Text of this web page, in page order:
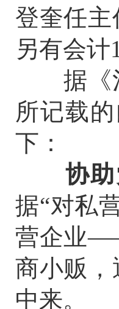
登奎任
另有会计
据《沾
所记载
下：
协
据“对私
营企业
商小贩
中来。